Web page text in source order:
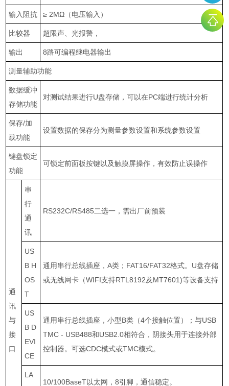
输入阻抗 ≥ 2MΩ（电压输入）
比较器 超限声、光报警，
输出 8路可编程继电器输出
测量辅助功能
数据缓冲
存储功能
对测试结果进行U盘存储，可以在PC端进行统计分析
保存/加
载功能
设置数据的保存分为测量参数设置和系统参数设置
键盘锁定
功能
可锁定前面板按键以及触摸屏操作，有效防止误操作
通
讯
与
接
口
串
行
通
讯
RS232C/RS485二选一，需出厂前预装
US
B H
OS
T
通用串行总线插座，A类； FAT16/FAT32格式。 U盘存储
或无线网卡（WIFI支持RTL8192及MT7601)等设备支持
US
B D
EVI
CE
通用串行总线插座，小型B类（4个接触位置）；与USB
TMC - USB488和USB2.0相符合，阴接头用于连接外部
控制器。可选CDC模式或TMC模式。
LA
10/100BaseT以太网，8引脚，通信稳定。